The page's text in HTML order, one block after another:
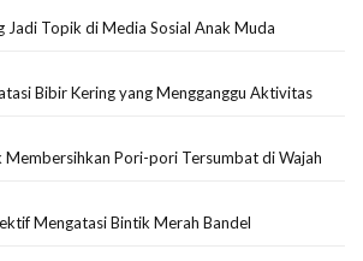
Jadi Topik di Media Sosial Anak Muda
Bibir Kering yang Mengganggu Aktivitas
Pori-pori Tersumbat di Wajah
Mengatasi Bintik Merah Bandel